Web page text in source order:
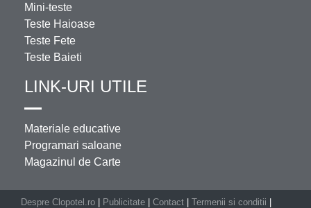
Mini-teste
Teste Haioase
Teste Fete
Teste Baieti
LINK-URI UTILE
Materiale educative
Programari saloane
Magazinul de Carte
Despre Clopotel.ro Publicitate Contact Termenii si conditii